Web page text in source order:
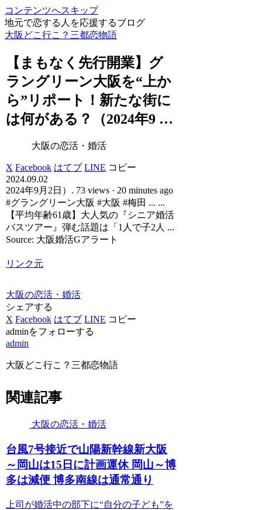
コンテンツへスキップ
地元で恋する人を応援するブログ
大阪どこ行こ？三都恋物語
【まもなく先行開業】グ
ラングリーン大阪を“上か
ら”リポート！新たな街に
は何がある？（2024年9 …
大阪の恋活・婚活
X Facebook はてブ LINE コピー
2024.09.02
2024年9月2日）. 73 views · 20 minutes ago
#グラングリーン大阪 #大阪 #梅田 ... ...
【平均年齢61歳】大人気の『シニア婚活
バスツアー』弾む話題は「1人で子2人 ...
Source: 大阪婚活Gアラート
リンク元
大阪の恋活・婚活
シェアする
X Facebook はてブ LINE コピー
adminをフォローする
admin
大阪どこ行こ？三都恋物語
関連記事
大阪の恋活・婚活
台風7号接近で山陽新幹線新大阪
～岡山は15日に計画運休 岡山～博
多は減便 博多南線は通常通り
上司が婚活中の部下に“自分の子ども”を